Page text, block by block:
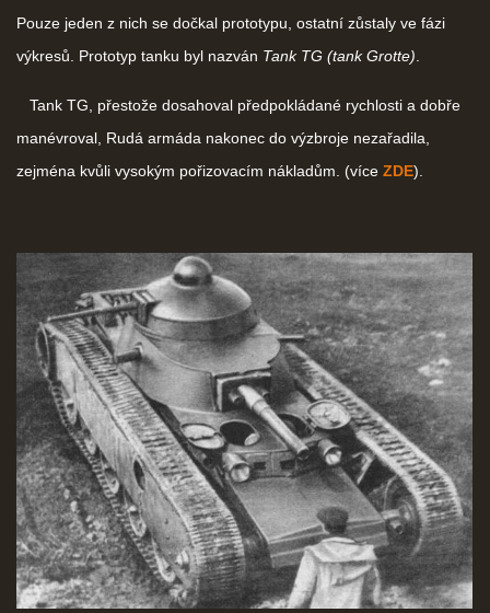
Pouze jeden z nich se dočkal prototypu, ostatní zůstaly ve fázi
výkresů. Prototyp tanku byl nazván Tank TG (tank Grotte)
Tank TG, přestože dosahoval předpokládané rychlosti a dobře
manévroval, Rudá armáda nakonec do výzbroje nezařadila,
zejména kvůli vysokým pořizovacím nákladům. (více ZDE).